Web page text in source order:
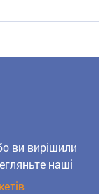
ви вирішили
наші